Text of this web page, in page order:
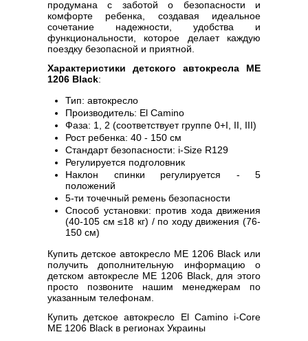
продумана с заботой о безопасности и
комфорте ребенка, создавая идеальное
сочетание надежности, удобства и
функциональности, которое делает каждую
поездку безопасной и приятной.
Характеристики детского автокресла ME
1206 Black:
Тип: автокресло
Производитель: El Camino
Фаза: 1, 2 (соответствует группе 0+I, II, III)
Рост ребенка: 40 - 150 см
Стандарт безопасности: i-Size R129
Регулируется подголовник
Наклон спинки регулируется - 5
положений
5-ти точечный ремень безопасности
Способ установки: против хода движения
(40-105 см ≤18 кг) / по ходу движения (76-
150 см)
Купить детское автокресло ME 1206 Black или
получить дополнительную информацию о
детском автокресле ME 1206 Black, для этого
просто позвоните нашим менеджерам по
указанным телефонам.
Купить детское автокресло El Camino i-Core
ME 1206 Black в регионах Украины